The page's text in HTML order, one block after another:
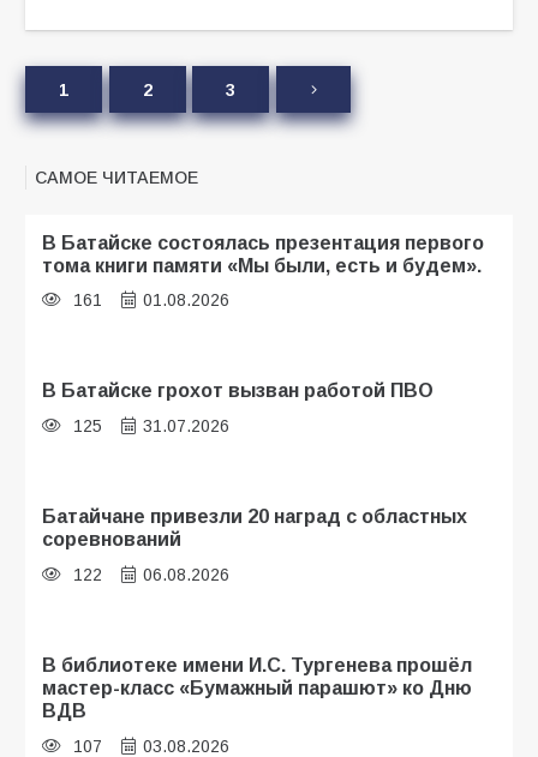
1 2 3
САМОЕ ЧИТАЕМОЕ
В Батайске состоялась презентация первого
тома книги памяти «Мы были, есть и будем».
161 01.08.2026
В Батайске грохот вызван работой ПВО
125 31.07.2026
Батайчане привезли 20 наград с областных
соревнований
122 06.08.2026
В библиотеке имени И.С. Тургенева прошёл
мастер-класс «Бумажный парашют» ко Дню
ВДВ
107 03.08.2026